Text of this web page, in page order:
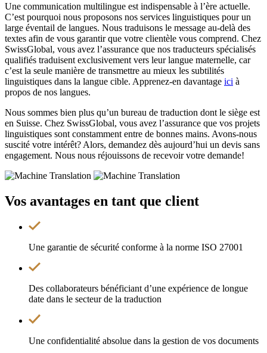
Une communication multilingue est indispensable à l’ère actuelle.
C’est pourquoi nous proposons nos services linguistiques pour un
large éventail de langues. Nous traduisons le message au-delà des
textes afin de vous garantir que votre clientèle vous comprend. Chez
SwissGlobal, vous avez l’assurance que nos traducteurs spécialisés
qualifiés traduisent exclusivement vers leur langue maternelle, car
c’est la seule manière de transmettre au mieux les subtilités
linguistiques dans la langue cible. Apprenez-en davantage ici à
propos de nos langues.
Nous sommes bien plus qu’un bureau de traduction dont le siège est
en Suisse. Chez SwissGlobal, vous avez l’assurance que vos projets
linguistiques sont constamment entre de bonnes mains. Avons-nous
suscité votre intérêt? Alors, demandez dès aujourd’hui un devis sans
engagement. Nous nous réjouissons de recevoir votre demande!
Vos avantages en tant que client
Une garantie de sécurité conforme à la norme ISO 27001
Des collaborateurs bénéficiant d’une expérience de longue
date dans le secteur de la traduction
Une confidentialité absolue dans la gestion de vos documents